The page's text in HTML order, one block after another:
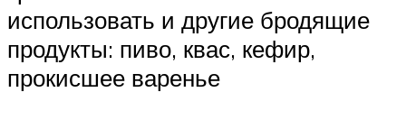
использовать и другие бродящие
продукты: пиво, квас, кефир,
прокисшее варенье